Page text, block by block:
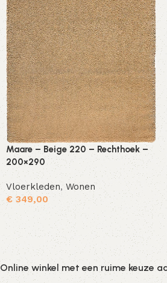
Maare – Beige 220 – Rechthoek –
200×290
Vloerkleden,Wonen
€ 349,00
Toevoegen aan winkelwagen
Online winkel met een ruime keuze